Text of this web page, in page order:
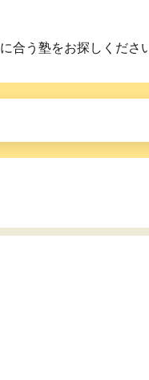
合う塾をお探しください